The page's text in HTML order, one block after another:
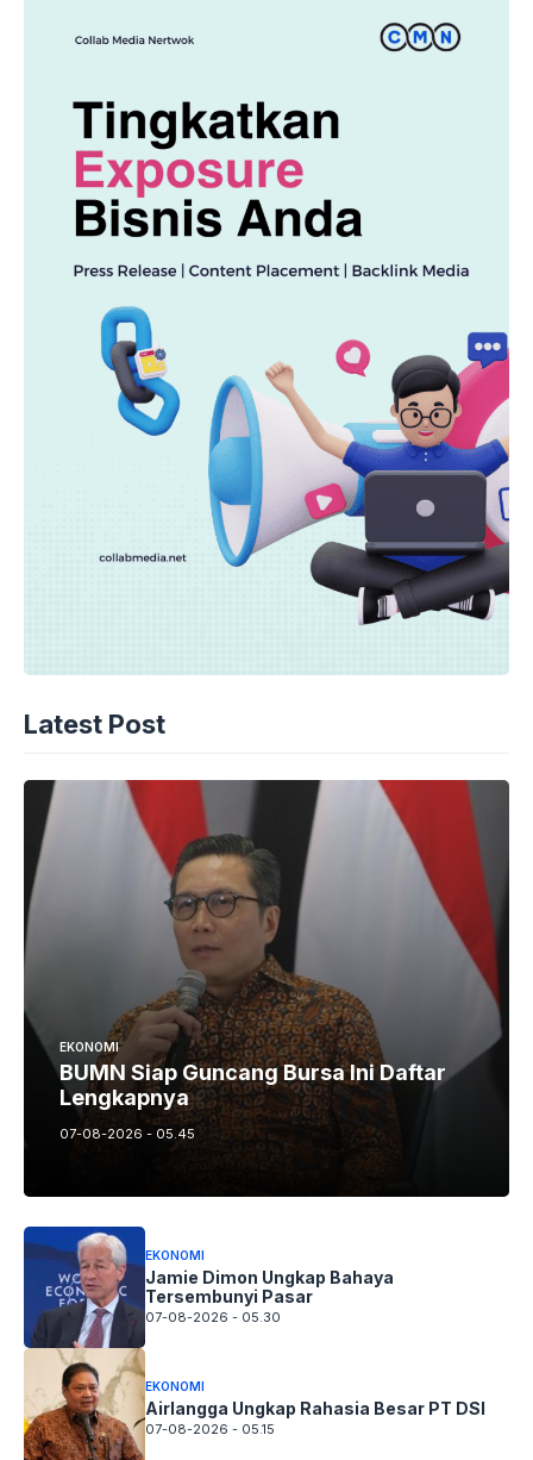
Latest Post
EKONOMI
BUMN Siap Guncang Bursa Ini Daftar
Lengkapnya
07-08-2026 - 05.45
EKONOMI
Jamie Dimon Ungkap Bahaya
Tersembunyi Pasar
07-08-2026 - 05.30
EKONOMI
Airlangga Ungkap Rahasia Besar PT DSI
07-08-2026 - 05.15